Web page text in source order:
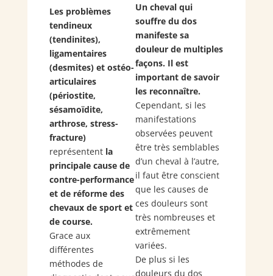
Les problèmes
tendineux
(tendinites),
ligamentaires
(desmites) et ostéo-
articulaires
(périostite,
sésamoïdite,
arthrose, stress-
fracture)
représententla
principale cause de
contre-performance
et de réforme des
chevaux de sport et
de course.
Grace aux
différentes
méthodes de
Un cheval qui
souffre du dos
manifeste sa
douleur de multiples
façons. Il est
important de savoir
les reconnaître.
Cependant, si les
manifestations
observées peuvent
être très semblables
d’un cheval à l’autre,
il faut être conscient
que les causes de
ces douleurs sont
très nombreuses et
extrêmement
variées.
De plus si les
douleurs du dos